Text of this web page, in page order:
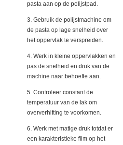
pasta aan op de polijstpad.
3. Gebruik de polijstmachine om
de pasta op lage snelheid over
het oppervlak te verspreiden.
4. Werk in kleine oppervlakken en
pas de snelheid en druk van de
machine naar behoefte aan.
5. Controleer constant de
temperatuur van de lak om
oververhitting te voorkomen.
6. Werk met matige druk totdat er
een karakteristieke film op het